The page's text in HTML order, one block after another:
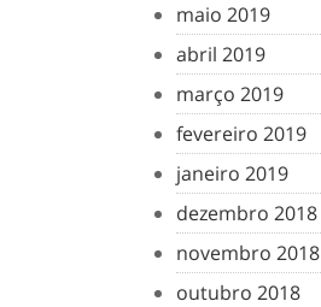
maio 2019
abril 2019
março 2019
fevereiro 2019
janeiro 2019
dezembro 2018
novembro 2018
outubro 2018